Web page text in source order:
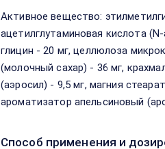
Активное вещество:
ацетилглутаминовая кислота
глицин - 20 мг, целлюлоза
(молочный сахар) - 36 мг,
(аэросил) - 9,5 мг, магния
ароматизатор апельсиновый
Способ применения и